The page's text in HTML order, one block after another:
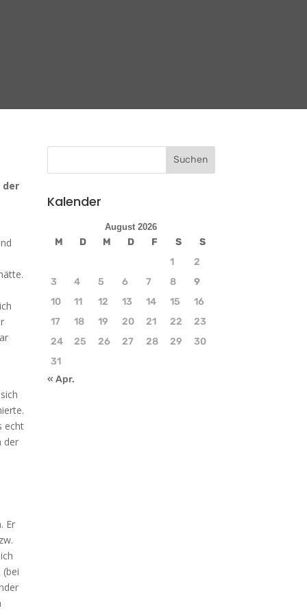
der
echt
der
Er
Kalender
August 2026
M D M D F S
S
1
2
3
4 5 6 7 8
9
10
11 12 13 14 15
16
17
18 19 20 21 22
23
24
25 26 27 28 29
30
31
« Apr.